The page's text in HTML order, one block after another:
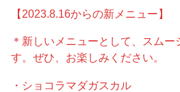
【2023.8.16からの新メニュー】
＊新しいメニューとして、スムー
す。ぜひ、お楽しみください。
・ショコラマダガスカル